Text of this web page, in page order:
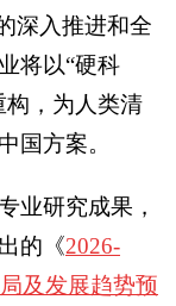
深入推进和全
将以“硬科
构，为人类清
国方案。
业研究成果，
的《2026-
及发展趋势预